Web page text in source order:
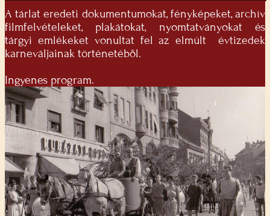
A tárlat eredeti dokumentumokat, fényképeket, archív
filmfelvételeket, plakátokat, nyomtatványokat és
tárgyi emlékeket vonultat fel az elmúlt évtizedek
karneváljainak történetéből.
Ingyenes program.